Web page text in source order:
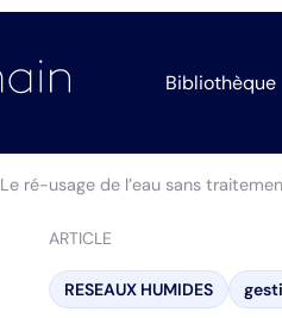
Bibliothèque
Le ré-usage de l’eau sans
ARTICLE
RESEAUX HUMIDES